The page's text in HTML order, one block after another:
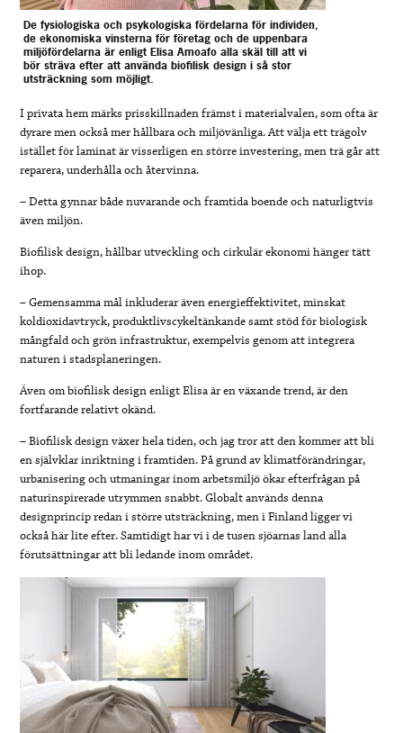
De fysiologiska och psykologiska fördelarna för individen,
de ekonomiska vinsterna för företag och de uppenbara
miljöfördelarna är enligt Elisa Amoafo alla skäl till att vi
bör sträva efter att använda biofilisk design i så stor
utsträckning som möjligt.
I privata hem märks prisskillnaden främst i materialvalen, som ofta är
dyrare men också mer hållbara och miljövänliga. Att välja ett trägolv
istället för laminat är visserligen en större investering, men trä går att
reparera, underhålla och återvinna.
– Detta gynnar både nuvarande och framtida boende och naturligtvis
även miljön.
Biofilisk design, hållbar utveckling och cirkulär ekonomi hänger tätt
ihop.
– Gemensamma mål inkluderar även energieffektivitet, minskat
koldioxidavtryck, produktlivscykeltänkande samt stöd för biologisk
mångfald och grön infrastruktur, exempelvis genom att integrera
naturen i stadsplaneringen.
Även om biofilisk design enligt Elisa är en växande trend, är den
fortfarande relativt okänd.
– Biofilisk design växer hela tiden, och jag tror att den kommer att bli
en självklar inriktning i framtiden. På grund av klimatförändringar,
urbanisering och utmaningar inom arbetsmiljö ökar efterfrågan på
naturinspirerade utrymmen snabbt. Globalt används denna
designprincip redan i större utsträckning, men i Finland ligger vi
också här lite efter. Samtidigt har vi i de tusen sjöarnas land alla
förutsättningar att bli ledande inom området.